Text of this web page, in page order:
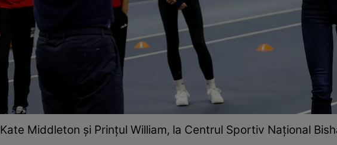
Kate Middleton și Prințul William, la Centrul Sportiv Național